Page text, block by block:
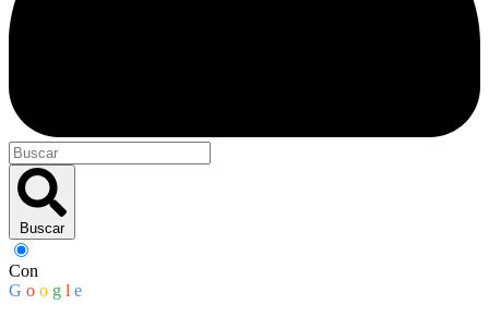
Buscar
Con
G o o g l e